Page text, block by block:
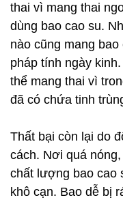
thai vì mang thai
dùng bao cao su.
nào cũng mang
pháp tính ngày
thể mang thai vì
đã có chứa tinh
Thất bại còn lại do
cách. Nơi quá
chất lượng bao cao
khô cạn. Bao dễ bị